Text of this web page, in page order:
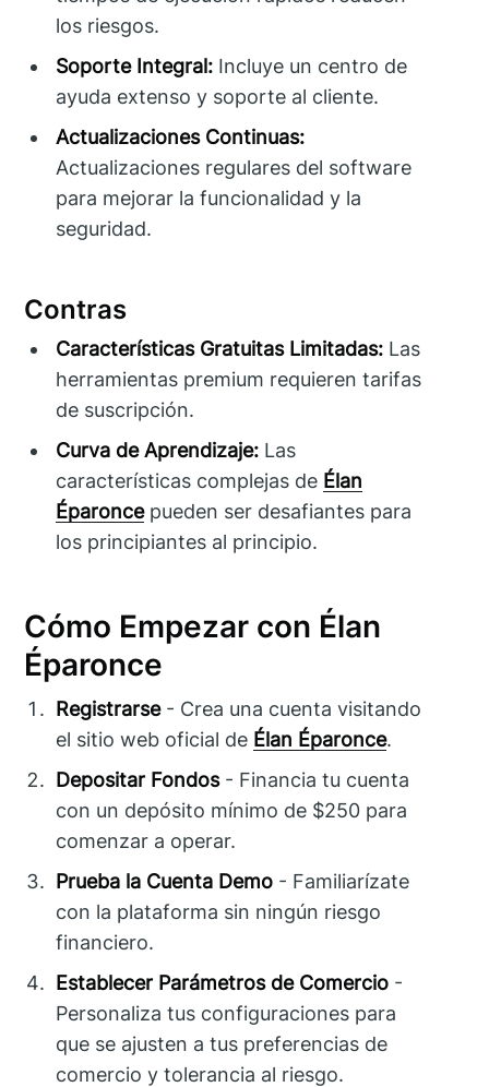
los riesgos.
Soporte Integral: Incluye un centro de
ayuda extenso y soporte al cliente.
Actualizaciones Continuas:
Actualizaciones regulares del software
para mejorar la funcionalidad y la
seguridad.
Contras
Características Gratuitas Limitadas: Las
herramientas premium requieren tarifas
de suscripción.
Curva de Aprendizaje: Las
características complejas de Élan
Éparoncepueden ser desafiantes para
los principiantes al principio.
Cómo Empezar con Élan
Éparonce
Registrarse- Crea una cuenta visitando
el sitio web oficial de Élan Éparonce.
Depositar Fondos- Financia tu cuenta
con un depósito mínimo de $250 para
comenzar a operar.
Prueba la Cuenta Demo - Familiarízate
con la plataforma sin ningún riesgo
financiero.
Establecer Parámetros de Comercio -
Personaliza tus configuraciones para
que se ajusten a tus preferencias de
comercio y tolerancia al riesgo.